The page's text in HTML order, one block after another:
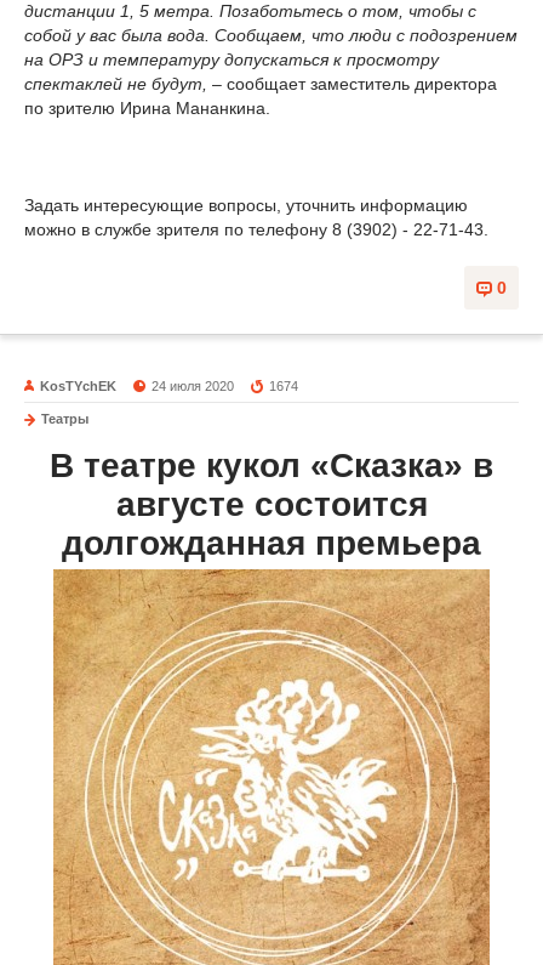
дистанции 1, 5 метра. Позаботьтесь о том, чтобы с
собой у вас была вода. Сообщаем, что люди с подозрением
на ОРЗ и температуру допускаться к просмотру
спектаклей не будут, – сообщает заместитель директора
по зрителю Ирина Мананкина.
Задать интересующие вопросы, уточнить информацию
можно в службе зрителя по телефону 8 (3902) - 22-71-43.
0
KosTYchEK 24 июля 2020 1674
Театры
В театре кукол «Сказка» в
августе состоится
долгожданная премьера